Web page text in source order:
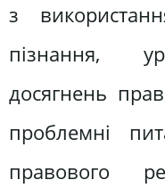
з
пізнання,
досягнень
проблемні
правового